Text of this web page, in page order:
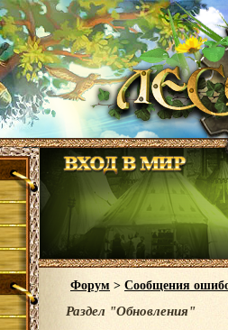
Форум > Сообщения
Раздел "Обновления"